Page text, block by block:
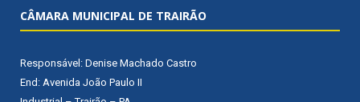
CÂMARA MUNICIPAL DE TRAIRÃO
Responsável: Denise Machado Castro
End: Avenida João Paulo II